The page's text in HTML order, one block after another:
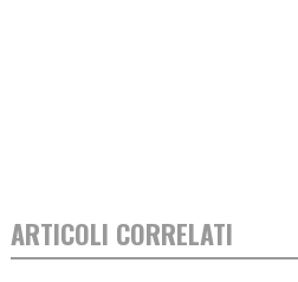
ARTICOLI CORRELATI